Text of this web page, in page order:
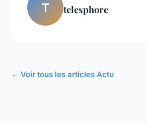
T telesphore
← Voir tous les articles Actu